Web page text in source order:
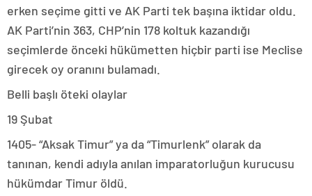
erken seçime gitti ve AK Parti tek başına iktidar oldu.
AK Parti’nin 363, CHP’nin 178 koltuk kazandığı
seçimlerde önceki hükümetten hiçbir parti ise Meclise
girecek oy oranını bulamadı.
Belli başlı öteki olaylar
19 Şubat
1405- “Aksak Timur” ya da “Timurlenk” olarak da
tanınan, kendi adıyla anılan imparatorluğun kurucusu
hükümdar Timur öldü.